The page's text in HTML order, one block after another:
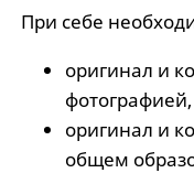
При себе
оригинал и
оригинал и
общем